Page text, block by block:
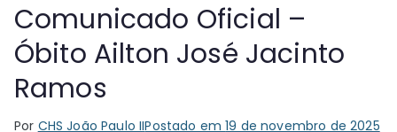
Comunicado Oficial –
Óbito Ailton José Jacinto
Ramos
Por CHS João Paulo IIPostado em19 de novembro de 2025